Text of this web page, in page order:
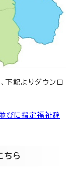
下記よりダウンロ
びに指定福祉避
ちら